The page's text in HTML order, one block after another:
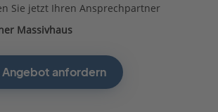
Sie jetzt Ihren Ansprechpartner
Massivhaus
Angebot anfordern